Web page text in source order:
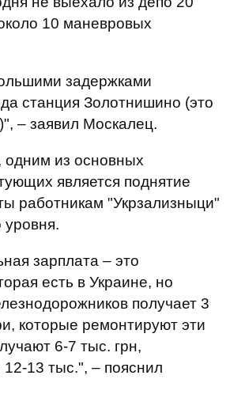
10 маневровых
задержками
станция Золотнишино (это
– заявил Москалец.
одним из основных
является поднятие
работникам "Укрзализныци"
уровня.
зарплата – это
есть в Украине, но
получает 3
которые ремонтируют эти
6-7 тыс. грн,
13 тыс.", – пояснил